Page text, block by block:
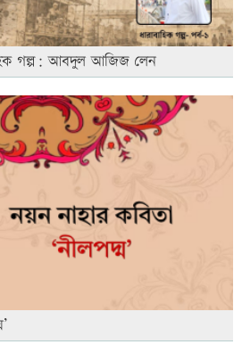
গল্প: আবদুল আজিজ লেন